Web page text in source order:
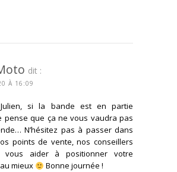
dit :
À 16:09
si la bande est en partie
pense que ça ne vous vaudra pas
N’hésitez pas à passer dans
points de vente, nos conseillers
vous aider à positionner votre
mieux
Bonne journée !